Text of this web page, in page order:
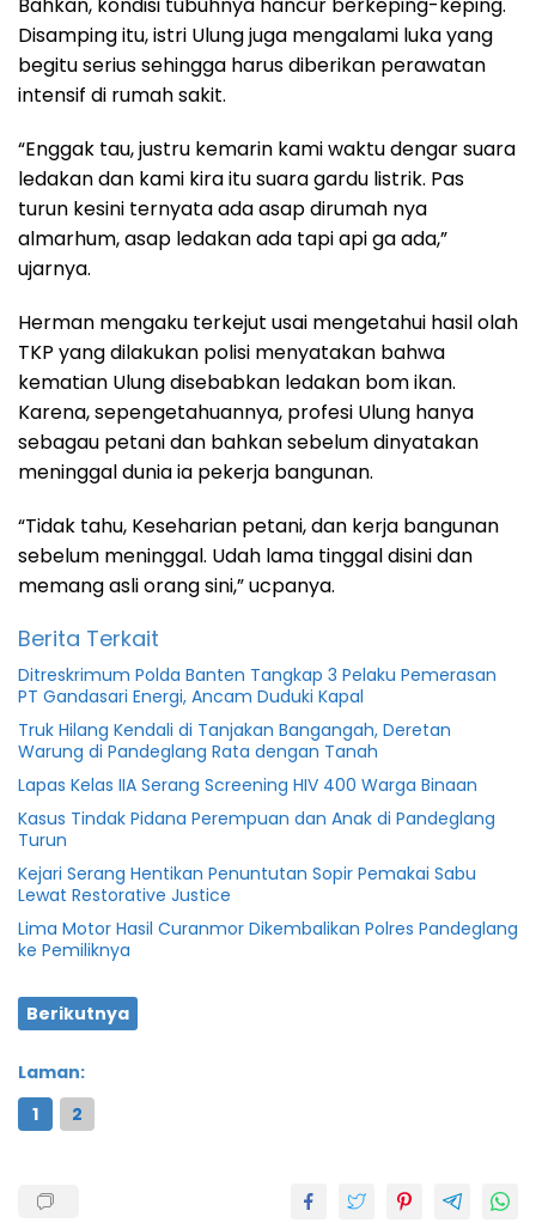
Disamping itu, istri Ulung juga mengalami luka yang
begitu serius sehingga harus diberikan perawatan
intensif di rumah sakit.
“Enggak tau, justru kemarin kami waktu dengar suara
ledakan dan kami kira itu suara gardu listrik. Pas
turun kesini ternyata ada asap dirumah nya
almarhum, asap ledakan ada tapi api ga ada,”
ujarnya.
Herman mengaku terkejut usai mengetahui hasil olah
TKP yang dilakukan polisi menyatakan bahwa
kematian Ulung disebabkan ledakan bom ikan.
Karena, sepengetahuannya, profesi Ulung hanya
sebagau petani dan bahkan sebelum dinyatakan
meninggal dunia ia pekerja bangunan.
“Tidak tahu, Keseharian petani, dan kerja bangunan
sebelum meninggal. Udah lama tinggal disini dan
memang asli orang sini,” ucpanya.
Berita Terkait
Ditreskrimum Polda Banten Tangkap 3 Pelaku Pemerasan
PT Gandasari Energi, Ancam Duduki Kapal
Truk Hilang Kendali di Tanjakan Bangangah, Deretan
Warung di Pandeglang Rata dengan Tanah
Lapas Kelas IIA Serang Screening HIV 400 Warga Binaan
Kasus Tindak Pidana Perempuan dan Anak di Pandeglang
Turun
Kejari Serang Hentikan Penuntutan Sopir Pemakai Sabu
Lewat Restorative Justice
Lima Motor Hasil Curanmor Dikembalikan Polres Pandeglang
ke Pemiliknya
Berikutnya
Laman:
1
2